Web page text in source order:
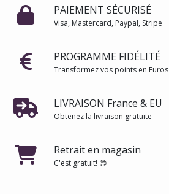
PAIEMENT SÉCURISÉ
Visa, Mastercard, Paypal, Stripe
PROGRAMME FIDÉLITÉ
Transformez vos points en Euros
LIVRAISON France & EU
Obtenez la livraison gratuite
Retrait en magasin
C'est gratuit! 😊